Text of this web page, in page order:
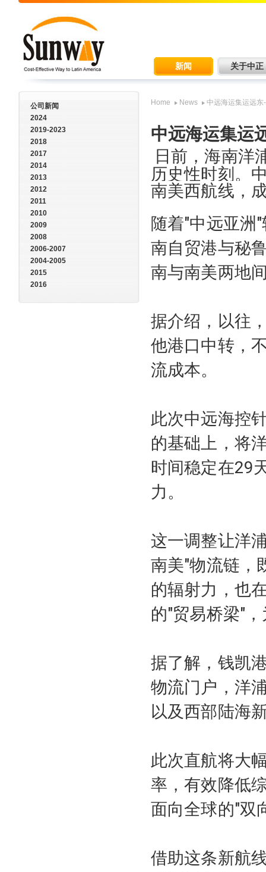
新闻 关于中正
公司新闻
2024
2019-2023
2018
2017
2014
2013
2012
2011
2010
2009
2008
2006-2007
2004-2005
2015
2016
Home News 中远海运集运远
中远海运集运
日前，海南洋
历史性时刻。
南美西航线，
随着"中远亚洲
南自贸港与秘
南与南美两地
据介绍，以往
他港口中转，
流成本。
此次中远海控
的基础上，将
时间稳定在29
力。
这一调整让洋
南美"物流链，
的辐射力，也
的"贸易桥梁"
据了解，钱凯
物流门户，洋
以及西部陆海
此次直航将大
率，有效降低
面向全球的"双
借助这条新航